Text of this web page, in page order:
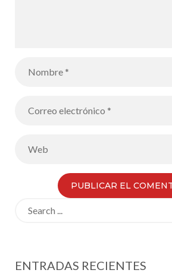
ENTRADAS RECIENTES